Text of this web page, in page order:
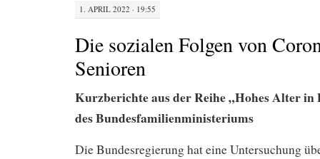
1. APRIL 2022 · 19:55
Die sozialen Folgen von
Senioren
Kurzberichte aus der Reihe „Hohes Alter in
des Bundesfamilienministeriums
Die Bundesregierung hat eine Untersuchung